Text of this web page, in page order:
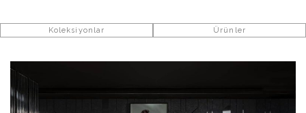
Koleksiyonlar Ürünler